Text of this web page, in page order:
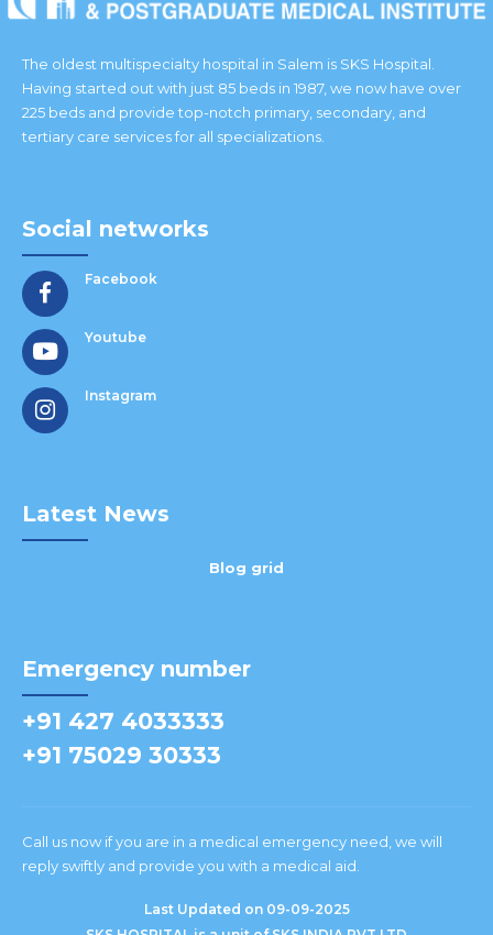
The oldest multispecialty hospital in Salem is SKS Hospital.
Having started out with just 85 beds in 1987, we now have over
225 beds and provide top-notch primary, secondary, and
tertiary care services for all specializations.
Social networks
Facebook
Youtube
Instagram
Latest News
Blog grid
Emergency number
+91 427 4033333
+91 75029 30333
Call us now if you are in a medical emergency need, we will
reply swiftly and provide you with a medical aid.
Last Updated on 09-09-2025